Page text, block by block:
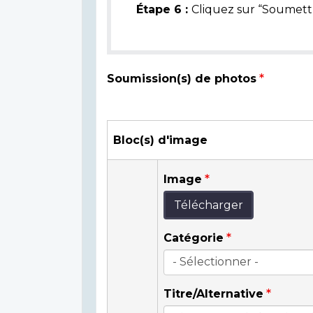
Étape 6 : Cliquez sur
Soumission(s) de photos
Bloc(s) d'image
Image
Télécharger
Catégorie
Titre/Alternative